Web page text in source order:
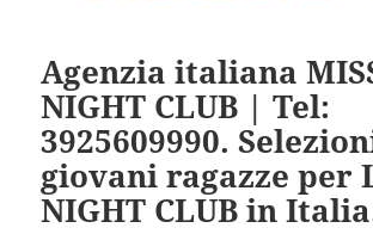
Agenzia italiana
NIGHT CLUB | Tel:
3925609990.
giovani ragazze per
NIGHT CLUB in